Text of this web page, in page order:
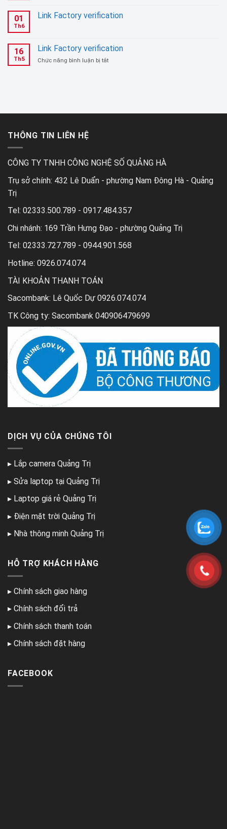
Factory
verification
01
Th6
Link Factory verification
16
Th5
Link Factory verification
Chức năng bình luận bị tắtở
THÔNG TIN LIÊN HỆ
CÔNG TY TNHH CÔNG NGHỆ SỐ QUẢNG HÀ
Trụ sở chính: 432 Lê Duẩn - phường Nam Đông Hà - Quảng
Trị
Tel: 02333.500.789 - 0917.484.357
Chi nhánh: 169 Trần Hưng Đạo - phường Quảng Trị
Tel: 02333.727.789 - 0944.901.568
Hotline: 0926.074.074
TÀI KHOẢN THANH TOÁN
Sacombank: Lê Quốc Dự 0926.074.074
TK Công ty: Sacombank 040906479699
DỊCH VỤ CỦA CHÚNG TÔI
▸ Lắp camera Quảng Trị
▸ Sửa laptop tại Quảng Trị
▸ Laptop giá rẻ Quảng Trị
▸ Điện mặt trời Quảng Trị
▸ Nhà thông minh Quảng Trị
HỖ TRỢ KHÁCH HÀNG
▸ Chính sách giao hàng
▸ Chính sách đổi trả
▸ Chính sách thanh toán
▸ Chính sách đặt hàng
FACEBOOK